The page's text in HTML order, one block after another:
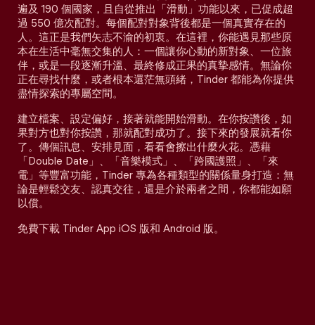
遍及 190 個國家，且自從推出「滑動」功能以來，已促成超
過 550 億次配對。每個配對對象背後都是一個真實存在的
人。這正是我們矢志不渝的初衷。在這裡，你能遇見那些原
本在生活中毫無交集的人：一個讓你心動的新對象、一位旅
伴，或是一段逐漸升溫、最終修成正果的真摯感情。無論你
正在尋找什麼，或者根本還茫無頭緒，Tinder 都能為你提供
盡情探索的專屬空間。
建立檔案、設定偏好，接著就能開始滑動。在你按讚後，如
果對方也對你按讚，那就配對成功了。接下來的發展就看你
了。傳個訊息、安排見面，看看會擦出什麼火花。憑藉
「Double Date」、「音樂模式」、「跨國護照」、「來
電」等豐富功能，Tinder 專為各種類型的關係量身打造：無
論是輕鬆交友、認真交往，還是介於兩者之間，你都能如願
以償。
免費下載 Tinder App iOS 版和 Android 版。